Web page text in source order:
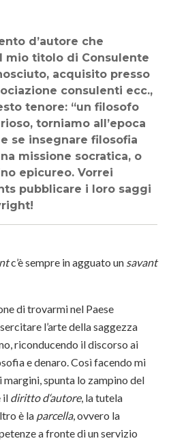
mio titolo di Consulente
acquisito presso
consulenti ecc.,
tenore: “un filosofo
torniamo all’epoca
se insegnare filosofia
missione socratica, o
epicureo. Vorrei
pubblicare i loro saggi
c’è sempre in agguato un savant
di trovarmi nel Paese
l’arte della saggezza
riconducendo il discorso ai
e denaro. Così facendo mi
spunta lo zampino del
il diritto d‘autore, la tutela
è la parcella, ovvero la
a fronte di un servizio